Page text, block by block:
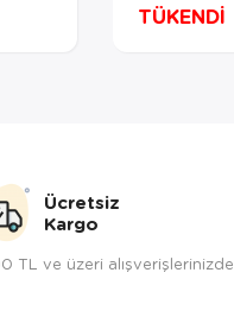
TÜKENDİ
Ücretsiz
Kargo
TL ve üzeri alışverişlerinizde